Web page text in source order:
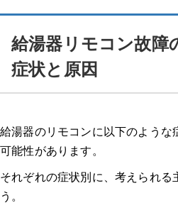
リモコンを叩いたり、強い衝撃を
「給湯器のリモコン故障」に関する
Q1. 給湯器のリモコンが故障して
給湯器リモコン故障
症状と原因
給湯器のリモコンに以下のような
可能性があります。
それぞれの症状別に、考えられる
う。